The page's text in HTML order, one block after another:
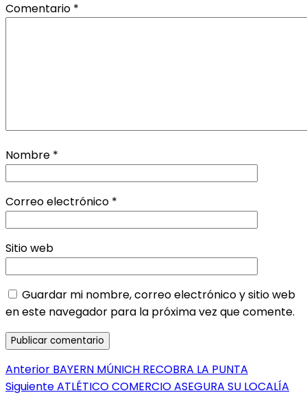
Comentario *
Nombre *
Correo electrónico *
Sitio web
Guardar mi nombre, correo electrónico y sitio web
en este navegador para la próxima vez que comente.
Navegación
de
Anterior Entrada
anterior:
BAYERN MÚNICH RECOBRA LA PUNTA
SiguienteEntrada
ATLÉTICO COMERCIO ASEGURA SU LOCALÍA